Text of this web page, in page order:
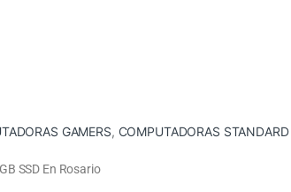
GAMERS, COMPUTADORAS STANDARD
SSD En Rosario